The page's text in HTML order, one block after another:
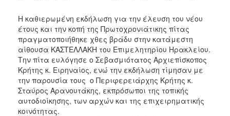
2020
2019
2018
2017
2016
2015
2012
Η καθιερωμένη εκδήλωση για την έλευση του νέου
έτους και την κοπή της Πρωτοχρονιάτικης πίτας
πραγματοποιήθηκε χθες βράδυ στην κατάμεστη
αίθουσα ΚΑΣΤΕΛΛΑΚΗ του Επιμελητηρίου Ηρακλείου.
Την πίτα ευλόγησε ο Σεβασμιότατος Αρχιεπίσκοπος
Κρήτης κ. Ειρηναίος, ενώ την εκδήλωση τίμησαν με
την παρουσία τους ο Περιφερειάρχης Κρήτης κ.
Σταύρος Αρανουτάκης, εκπρόσωποι της τοπικής
αυτοδιοίκησης, των αρχών και της επιχειρηματικής
κοινότητας.